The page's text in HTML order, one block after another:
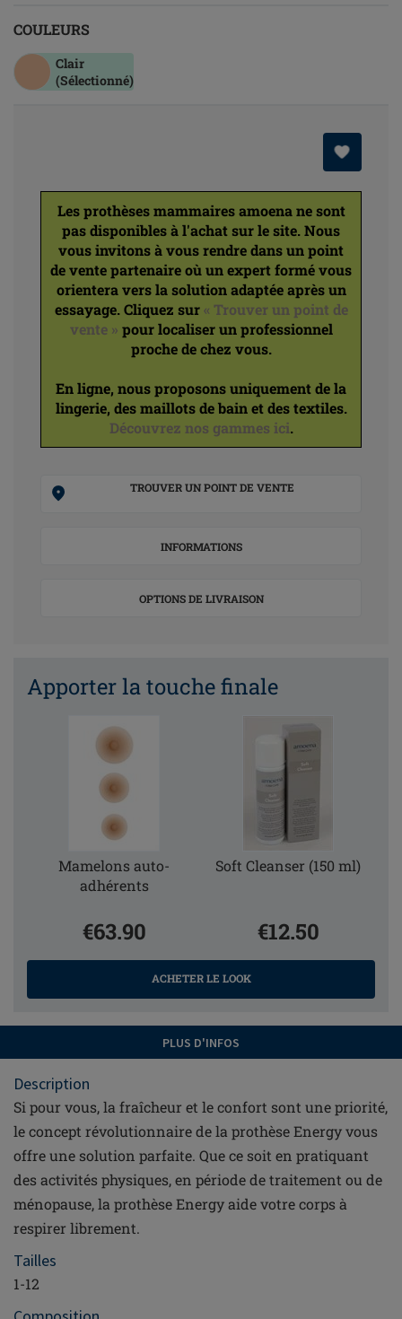
COULEURS
Clair
(Sélectionné)
Les prothèses mammaires amoena ne sont
pas disponibles à l'achat sur le site. Nous
vous invitons à vous rendre dans un point
de vente partenaire où un expert formé vous
orientera vers la solution adaptée après un
essayage. Cliquez sur« Trouver un point de
vente » pour localiser un professionnel
proche de chez vous.
En ligne, nous proposons uniquement de la
lingerie, des maillots de bain et des textiles.
Découvrez nos gammes ici.
TROUVER UN POINT DE VENTE
INFORMATIONS
OPTIONS DE LIVRAISON
Apporter la touche finale
Mamelons auto-
adhérents
€63.90
Soft Cleanser (150 ml)
€12.50
ACHETER LE LOOK
PLUS D'INFOS
Description
Si pour vous, la fraîcheur et le confort sont une priorité,
le concept révolutionnaire de la prothèse Energy vous
offre une solution parfaite. Que ce soit en pratiquant
des activités physiques, en période de traitement ou de
ménopause, la prothèse Energy aide votre corps à
respirer librement.
Tailles
1-12